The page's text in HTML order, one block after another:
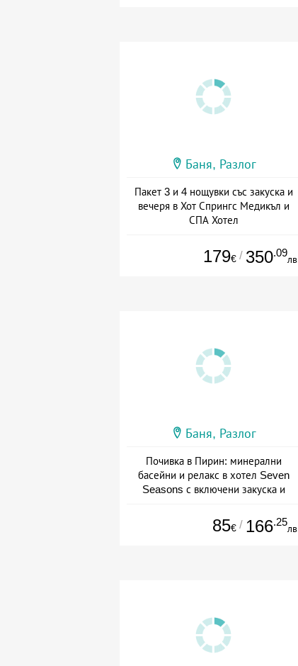
Баня, Разлог
Пакет 3 и 4 нощувки със закуска и
вечеря в Хот Спрингс Медикъл и
СПА Хотел
179€ / 350.09
лв.
Баня, Разлог
Почивка в Пирин: минерални
басейни и релакс в хотел Seven
Seasons с включени закуска и
Дата: 08.07 - 30.11 + полупансион
85€ / 166.25
лв.